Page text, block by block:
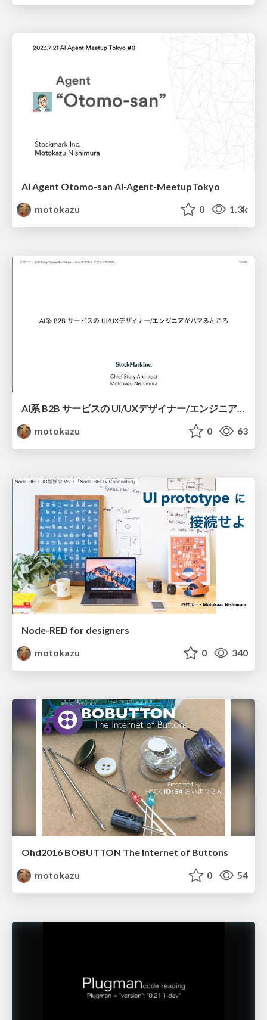
AI Agent Otomo-san AI-Agent-MeetupTokyo
motokazu
0 1.3k
AI系 B2B サービスの UI/UXデザイナー/エンジニアがハマるところ
motokazu
0 63
Node-RED for designers
motokazu
0 340
Ohd2016 BOBUTTON The Internet of Buttons
motokazu
0 54